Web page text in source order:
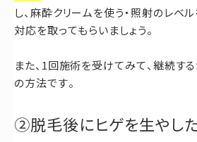
し、麻酔クリームを使う・照射のレベ
対応を取ってもらいましょう。
また、1回施術を受けてみて、継続す
の方法です。
②脱毛後にヒゲを生やし